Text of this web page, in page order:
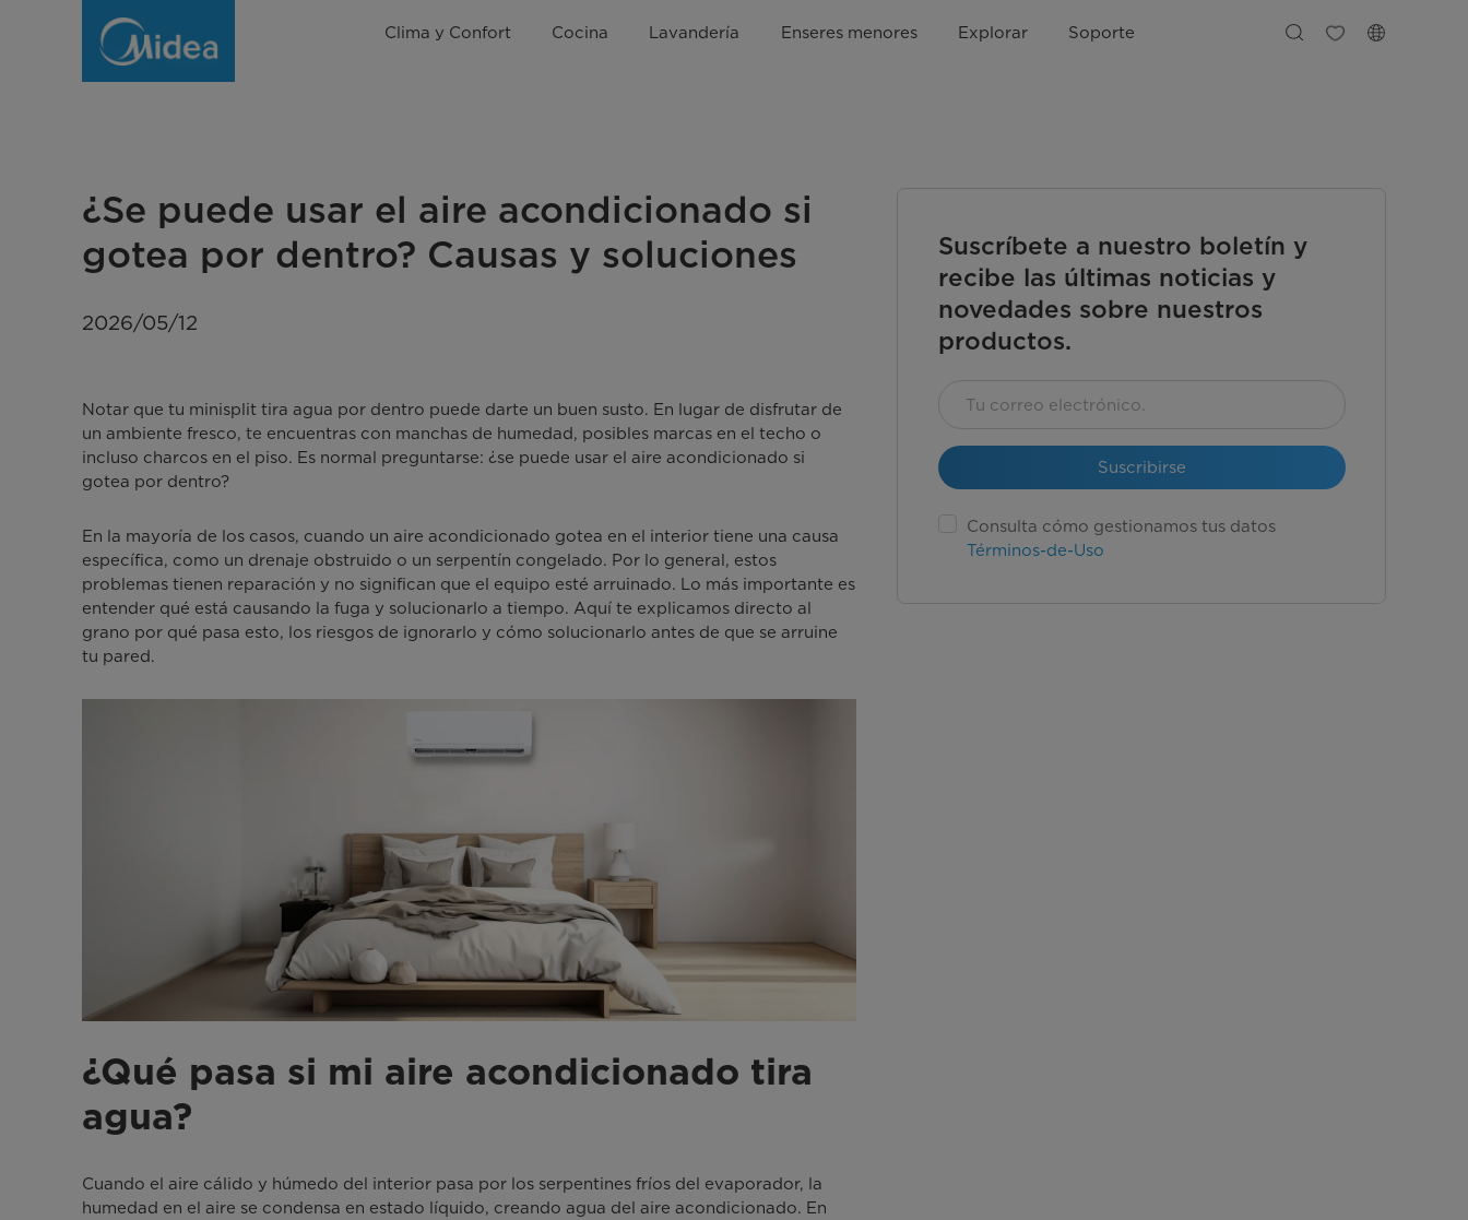
acondicionado
Clima y Confort Cocina Lavandería Enseres menores Explorar Soporte
¿Se puede usar el aire acondicionado si
gotea por dentro? Causas y soluciones
2026/05/12
Notar que tu minisplit tira agua por dentro puede darte un buen susto. En lugar de disfrutar de
un ambiente fresco, te encuentras con manchas de humedad, posibles marcas en el techo o
incluso charcos en el piso. Es normal preguntarse: ¿se puede usar el aire acondicionado si
gotea por dentro?
En la mayoría de los casos, cuando un aire acondicionado gotea en el interior tiene una causa
específica, como un drenaje obstruido o un serpentín congelado. Por lo general, estos
problemas tienen reparación y no significan que el equipo esté arruinado. Lo más importante es
entender qué está causando la fuga y solucionarlo a tiempo. Aquí te explicamos directo al
grano por qué pasa esto, los riesgos de ignorarlo y cómo solucionarlo antes de que se arruine
tu pared.
¿Qué pasa si mi aire acondicionado tira
agua?
Cuando el aire cálido y húmedo del interior pasa por los serpentines fríos del evaporador, la
humedad en el aire se condensa en estado líquido, creando agua del aire acondicionado. En
Suscríbete a nuestro boletín y
recibe las últimas noticias y
novedades sobre nuestros
productos.
Suscribirse
Consulta cómo gestionamos tus datos
Términos-de-Uso